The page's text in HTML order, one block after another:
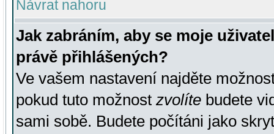
Návrat nahoru
Jak zabráním, aby se moje
právě přihlášených?
Ve vašem nastavení najděte
pokud tuto možnost zvolíte budete
sami sobě. Budete počítáni jako